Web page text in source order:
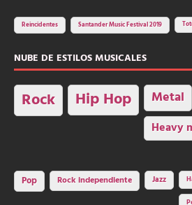
Reincidentes Santander Music Festival 2019
NUBE DE ESTILOS MUSICALES
Rock Hip Hop Metal
Heavy
Pop Rock independiente Jazz